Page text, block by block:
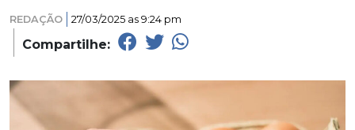
REDAÇÃO 27/03/2025 as 9:24 pm
Compartilhe: